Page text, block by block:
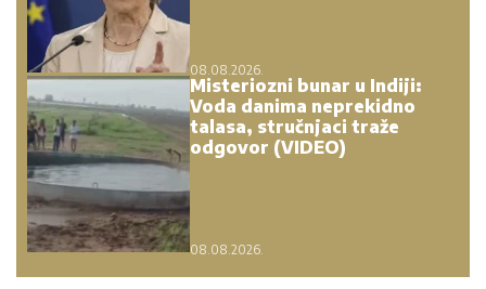
08.08.2026.
Misteriozni bunar u Indiji:
Voda danima neprekidno
talasa, stručnjaci traže
odgovor (VIDEO)
08.08.2026.